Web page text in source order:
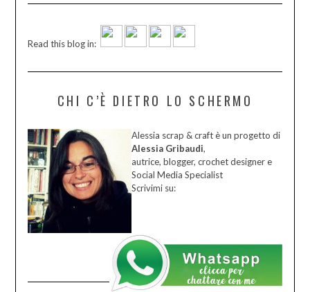
Read this blog in:
CHI C’È DIETRO LO SCHERMO
Alessia scrap & craft è un progetto di
Alessia Gribaudi,
autrice, blogger, crochet designer e
Social Media Specialist
Scrivimi su: